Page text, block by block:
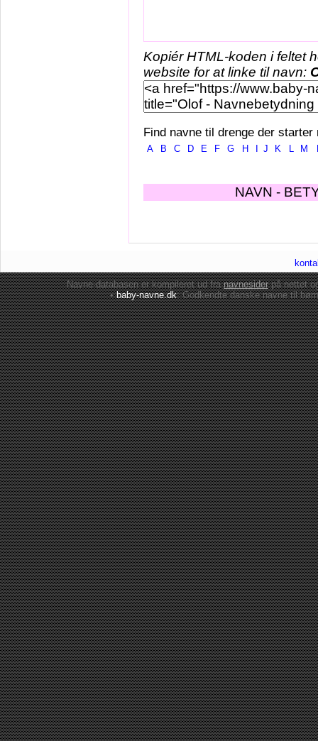
Kopiér HTML-koden i feltet
website for at linke til navn:
Find navne til drenge der starter
A B C D E F G H J K L M
NAVN -
Navne-databasen er kompileret ud franavnesiderpå nettet
•baby-navne.dk: Godkendte danskenavne til børn